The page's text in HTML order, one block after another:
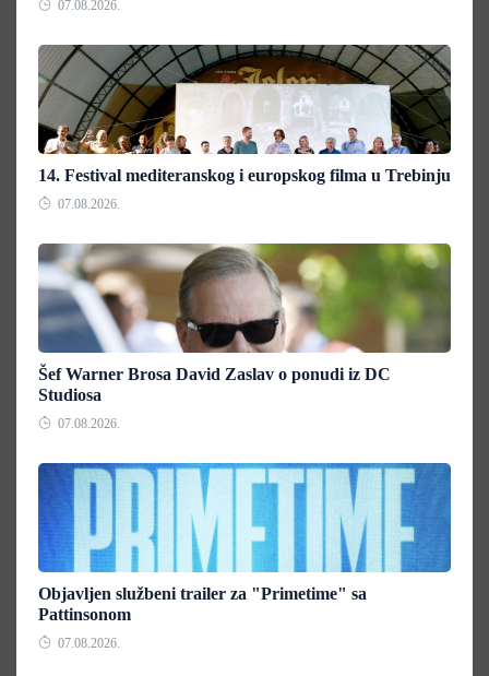
07.08.2026.
14. Festival mediteranskog i europskog filma u Trebinju
07.08.2026.
Šef Warner Brosa David Zaslav o ponudi iz DC
Studiosa
07.08.2026.
Objavljen službeni trailer za "Primetime" sa
Pattinsonom
07.08.2026.